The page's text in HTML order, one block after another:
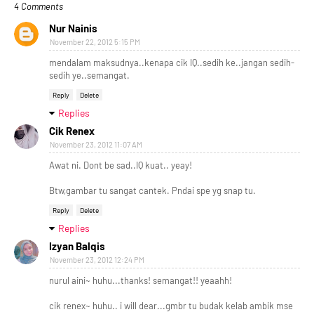
4 Comments
Nur Nainis
November 22, 2012 5:15 PM
mendalam maksudnya..kenapa cik IQ..sedih ke..jangan sedih-
sedih ye..semangat.
Reply Delete
Replies
Cik Renex
November 23, 2012 11:07 AM
Awat ni. Dont be sad..IQ kuat.. yeay!
Btw,gambar tu sangat cantek. Pndai spe yg snap tu.
Reply Delete
Replies
Izyan Balqis
November 23, 2012 12:24 PM
nurul aini~ huhu...thanks! semangat!! yeaahh!
cik renex~ huhu.. i will dear...gmbr tu budak kelab ambik mse